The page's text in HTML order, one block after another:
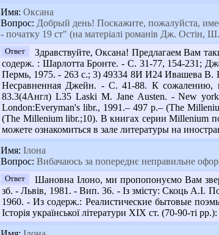
Имя: Оксана
Вопрос: Добрый день! Поскажите, пожалуйста,
- початку 19 ст" (на матеріалі романів Дж. Остін,
Ответ
Здравствуйте, Оксана! Предлагаем Вам
содерж. : Шарлотта Бронте. - С. 31-77, 154-231;
Пермь, 1975. - 263 с.; 3) 49334 8И И24 Ивашева В.
Несравненная Джейн. - С. 41-88. К сожалению,
83.3(4Англ) L35 Laski M. Jane Austen. - New
London:Everyman's libr., 1991.– 497 p.– (The
(The Millenium libr.;10). В книгах серии Millenium
можете ознакомиться в зале литературы на
Имя: Ілона
Вопрос: Вибачаюсь за попереднє неправильне
Ответ
Шановна Ілоно, ми пропопонуємо Вам
зб. - Львів, 1981. - Вип. 36. - Із змісту: Скоць
1960. - Из содерж.: Реалистические бытовые
Історія української літератури ХІХ ст. (70-90-ті